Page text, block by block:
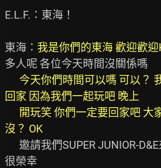
E.L.F.：東海！
東海： 我是你們的東海 歡迎歡迎
多人呢 各位今天時間沒關係嗎
今天你們時間可以嗎 可以？
回家 因為我們一起玩吧 晚上
沒？ OK
很榮幸